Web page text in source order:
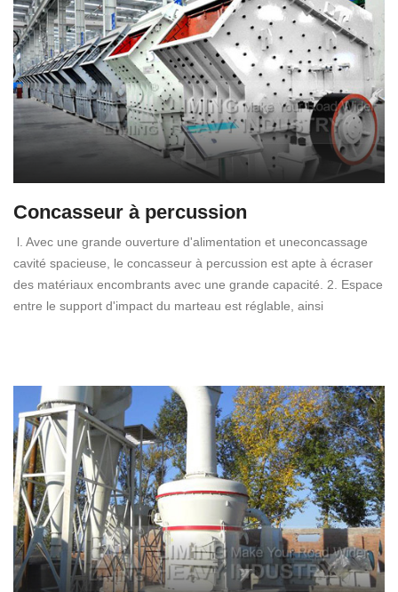
Concasseur à percussion
l. Avec une grande ouverture d'alimentation et uneconcassage
cavité spacieuse, le concasseur à percussion est apte à écraser
des matériaux encombrants avec une grande capacité. 2. Espace
entre le support d'impact du marteau est réglable, ainsi